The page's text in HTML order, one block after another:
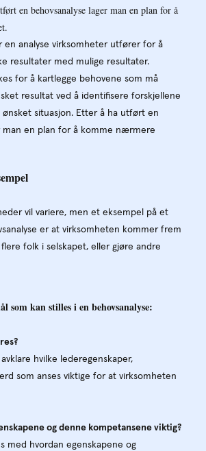
en behovsanalyse lager man en plan for å
en analyse virksomheter utfører for å
resultater med mulige resultater.
for å kartlegge behovene som må
resultat ved å identifisere forskjellene
ønsket situasjon. Etter å ha utført en
man en plan for å komme nærmere
vil variere, men et eksempel på et
er at virksomheten kommer frem
folk i selskapet, eller gjøre andre
som kan stilles i en behovsanalyse:
hvilke lederegenskaper,
som anses viktige for at virksomheten
og denne kompetansene viktig?
med hvordan egenskapene og